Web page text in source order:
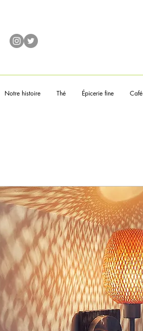
Notre histoire Thé Épicerie fine Café